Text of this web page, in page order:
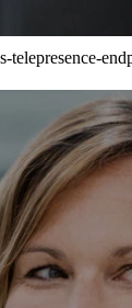
telepresence-